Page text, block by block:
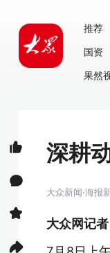
推荐
国资
果然
深耕
大众新闻·海报
大众网记